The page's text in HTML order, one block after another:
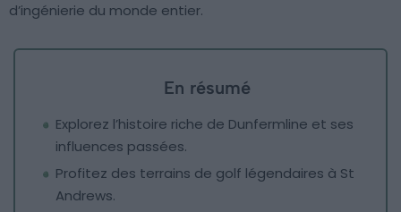
d’ingénierie du monde entier.
En résumé
Explorez l’histoire riche de Dunfermline et ses
influences passées.
Profitez des terrains de golf légendaires à St
Andrews.